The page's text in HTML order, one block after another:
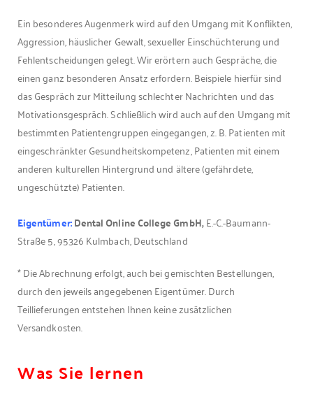
Ein besonderes Augenmerk wird auf den Umgang mit Konflikten,
Aggression, häuslicher Gewalt, sexueller Einschüchterung und
Fehlentscheidungen gelegt. Wir erörtern auch Gespräche, die
einen ganz besonderen Ansatz erfordern. Beispiele hierfür sind
das Gespräch zur Mitteilung schlechter Nachrichten und das
Motivationsgespräch. Schließlich wird auch auf den Umgang mit
bestimmten Patientengruppen eingegangen, z. B. Patienten mit
eingeschränkter Gesundheitskompetenz, Patienten mit einem
anderen kulturellen Hintergrund und ältere (gefährdete,
ungeschützte) Patienten.
Eigentümer:Dental Online College GmbH,E.-C.-Baumann-
Straße 5, 95326 Kulmbach, Deutschland
* Die Abrechnung erfolgt, auch bei gemischten Bestellungen,
durch den jeweils angegebenen Eigentümer. Durch
Teillieferungen entstehen Ihnen keine zusätzlichen
Versandkosten.
Was Sie lernen